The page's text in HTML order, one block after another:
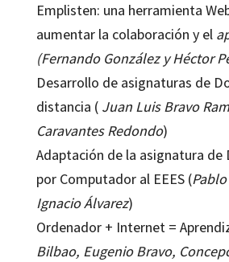
Emplisten: una herramienta
aumentar la colaboración y el
(Fernando González y Héctor
Desarrollo de asignaturas de
distancia (Juan Luis Bravo
Caravantes Redondo)
Adaptación de la asignatura de
por Computador al EEES (
Ignacio Álvarez)
Ordenador + Internet =
Bilbao, Eugenio Bravo,